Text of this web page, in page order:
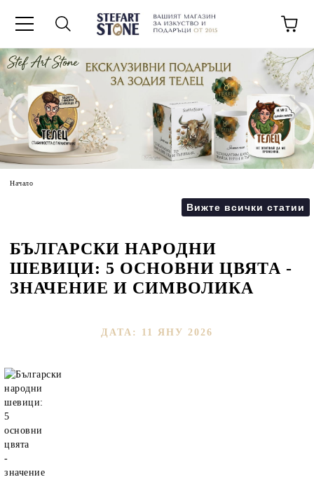
Начало
Вижте всички статии
БЪЛГАРСКИ НАРОДНИ
ШЕВИЦИ: 5 ОСНОВНИ ЦВЯТА -
ЗНАЧЕНИЕ И СИМВОЛИКА
ДАТА: 11 ЯНУ 2026